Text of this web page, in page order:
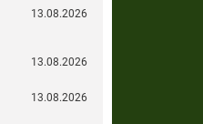
13.08.2026
13.08.2026
13.08.2026